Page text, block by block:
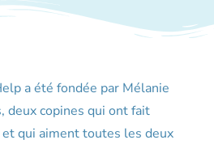
a été fondée par Mélanie
deux copines qui ont fait
qui aiment toutes les deux